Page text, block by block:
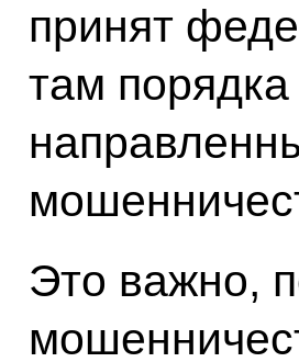
принят
там
Это важно,